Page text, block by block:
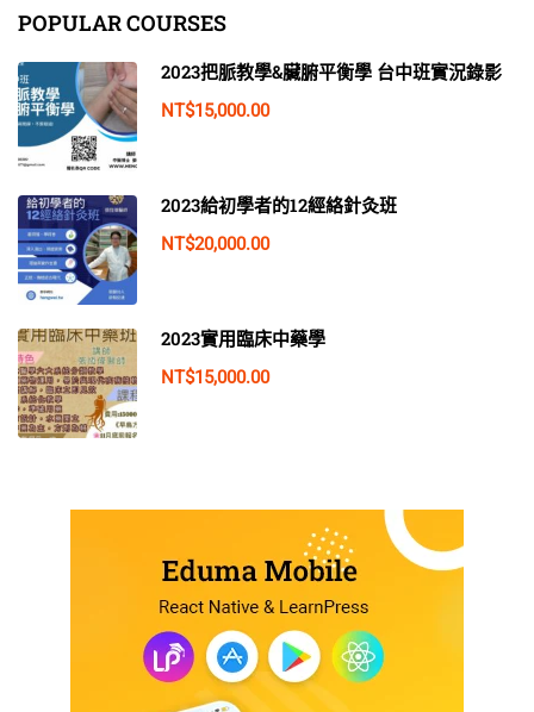
POPULAR COURSES
2023把脈教學&臟腑平衡學 台中班實況錄影
NT$15,000.00
2023給初學者的12經絡針灸班
NT$20,000.00
2023實用臨床中藥學
NT$15,000.00